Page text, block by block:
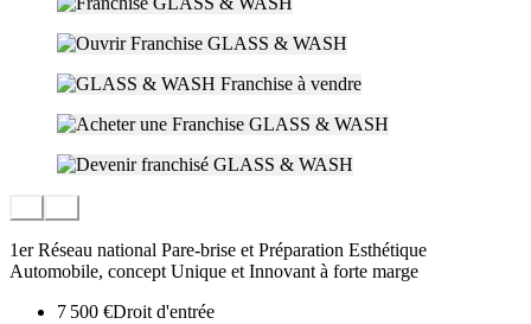
1er Réseau national Pare-brise et Préparation Esthétique
Automobile, concept Unique et Innovant à forte marge
7 500 €Droit d'entrée